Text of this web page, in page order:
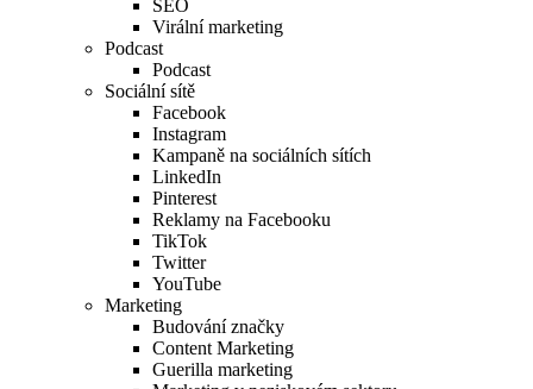
SEO
Virální marketing
Podcast
Podcast
Sociální sítě
Facebook
Instagram
Kampaně na sociálních sítích
LinkedIn
Pinterest
Reklamy na Facebooku
TikTok
Twitter
YouTube
Marketing
Budování značky
Content Marketing
Guerilla marketing